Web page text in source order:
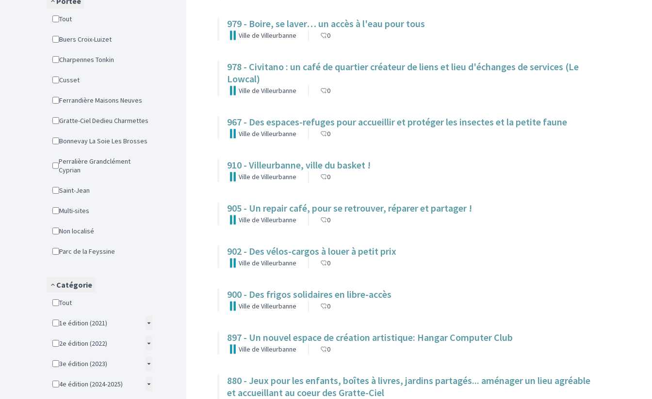
Tout
Buers Croix-Luizet
Charpennes Tonkin
Cusset
Ferrandière Maisons Neuves
Gratte-Ciel Dedieu Charmettes
Bonnevay La Soie Les Brosses
Perralière Grandclément
Cyprian
Saint-Jean
Multi-sites
Non localisé
Parc de la Feyssine
Catégorie
Tout
1e édition (2021)
2e édition (2022)
3e édition (2023)
4e édition (2024-2025)
979 - Boire, se laver… un accès à l'eau pour tous
Ville de Villeurbanne 0
978 - Civitano : un café de quartier créateur de liens et lieu d'échanges de services (Le
Lowcal)
Ville de Villeurbanne 0
967 - Des espaces-refuges pour accueillir et protéger les insectes et la petite faune
Ville de Villeurbanne 0
910 - Villeurbanne, ville du basket !
Ville de Villeurbanne 0
905 - Un repair café, pour se retrouver, réparer et partager !
Ville de Villeurbanne 0
902 - Des vélos-cargos à louer à petit prix
Ville de Villeurbanne 0
900 - Des frigos solidaires en libre-accès
Ville de Villeurbanne 0
897 - Un nouvel espace de création artistique: Hangar Computer Club
Ville de Villeurbanne 0
880 - Jeux pour les enfants, boîtes à livres, jardins partagés... aménager un lieu agréable
et accueillant au coeur des Gratte-Ciel